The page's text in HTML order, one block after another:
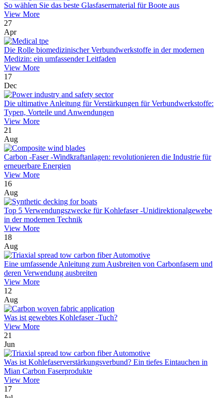
So wählen Sie das beste Glasfasermaterial für Boote aus
View More
27
Apr
Die Rolle biomedizinischer Verbundwerkstoffe in der modernen
Medizin: ein umfassender Leitfaden
View More
17
Dec
Die ultimative Anleitung für Verstärkungen für Verbundwerkstoffe:
Typen, Vorteile und Anwendungen
View More
21
Aug
Carbon -Faser -Windkraftanlagen: revolutionieren die Industrie für
erneuerbare Energien
View More
16
Aug
Top 5 Verwendungszwecke für Kohlefaser -Unidirektionalgewebe
in der modernen Technik
View More
18
Aug
Eine umfassende Anleitung zum Ausbreiten von Carbonfasern und
deren Verwendung ausbreiten
View More
12
Aug
Was ist gewebtes Kohlefaser -Tuch?
View More
21
Jun
Was ist Kohlefaserverstärkungsverbund? Ein tiefes Eintauchen in
Mian Carbon Faserprodukte
View More
17